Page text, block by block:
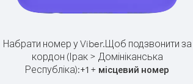
Набрати номер у Viber.Щоб подзвонити за
кордон (Ірак > Домініканська
Республіка):+1 + місцевий номер